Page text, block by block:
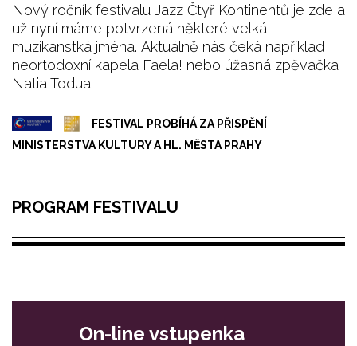
Nový ročník festivalu Jazz Čtyř Kontinentů je zde a
už nyní máme potvrzená některé velká
muzikanstká jména. Aktuálně nás čeká například
neortodoxní kapela Faela! nebo úžasná zpěvačka
Natia Todua.
FESTIVAL PROBÍHÁ ZA PŘISPĚNÍ
MINISTERSTVA KULTURY A HL. MĚSTA PRAHY
PROGRAM FESTIVALU
On-line vstupenka